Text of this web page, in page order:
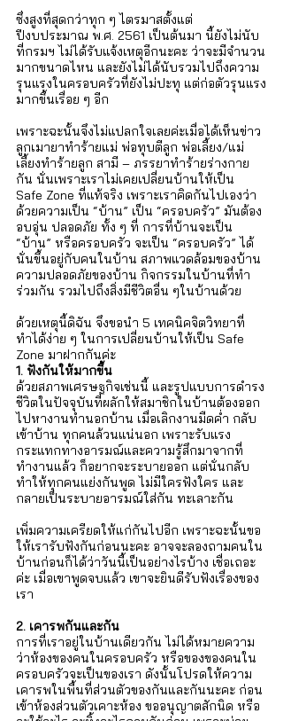
ซึ่งสูงที่สุดกว่าทุก ๆ ไตรมาสตั้งแต่
ปีงบประมาณ พ.ศ. 2561 เป็นต้นมา นี้ยังไม่นับ
ที่กรมฯ ไม่ได้รับแจ้งเหตุอีกนะคะ ว่าจะมีจำนวน
มากขนาดไหน และยังไม่ได้นับรวมไปถึงความ
รุนแรงในครอบครัวที่ยังไม่ปะทุ แต่ก่อตัวรุนแรง
มากขึ้นเรื่อย ๆ อีก
เพราะฉะนั้นจึงไม่แปลกใจเลยค่ะเมื่อได้เห็นข่าว
ลูกเมายาทำร้ายแม่ พ่อทุบตีลูก พ่อเลี้ยง/แม่
เลี้ยงทำร้ายลูก สามี – ภรรยาทำร้ายร่างกาย
กัน นั่นเพราะเราไม่เคยเปลี่ยนบ้านให้เป็น
Safe Zone ที่แท้จริง เพราะเราคิดกันไปเองว่า
ด้วยความเป็น “บ้าน” เป็น “ครอบครัว” มันต้อง
อบอุ่น ปลอดภัย ทั้ง ๆ ที่ การที่บ้านจะเป็น
“บ้าน” หรือครอบครัว จะเป็น “ครอบครัว” ได้
นั่นขึ้นอยู่กับคนในบ้าน สภาพแวดล้อมของบ้าน
ความปลอดภัยของบ้าน กิจกรรมในบ้านที่ทำ
ร่วมกัน รวมไปถึงสิ่งมีชีวิตอื่น ๆในบ้านด้วย
ด้วยเหตุนี้ดิฉัน จึงขอนำ 5 เทคนิคจิตวิทยาที่
ทำได้ง่าย ๆ ในการเปลี่ยนบ้านให้เป็น Safe
Zone มาฝากกันค่ะ
1. ฟังกันให้มากขึ้น
ด้วยสภาพเศรษฐกิจเช่นนี้ และรูปแบบการดำรง
ชีวิตในปัจจุบันที่ผลักให้สมาชิกในบ้านต้องออก
ไปหางานทำนอกบ้าน เมื่อเลิกงานมืดค่ำ กลับ
เข้าบ้าน ทุกคนล้วนแน่นอก เพราะรับแรง
กระแทกทางอารมณ์และความรู้สึกมาจากที่
ทำงานแล้ว ก็อยากจะระบายออก แต่นั่นกลับ
ทำให้ทุกคนแย่งกันพูด ไม่มีใครฟังใคร และ
กลายเป็นระบายอารมณ์ใส่กัน ทะเลาะกัน
เพิ่มความเครียดให้แก่กันไปอีก เพราะฉะนั้นขอ
ให้เรารับฟังกันก่อนนะคะ อาจจะลองถามคนใน
บ้านก่อนก็ได้ว่าวันนี้เป็นอย่างไรบ้าง เชื่อเถอะ
ค่ะ เมื่อเขาพูดจบแล้ว เขาจะยินดีรับฟังเรื่องของ
เรา
2. เคารพกันและกัน
การที่เราอยู่ในบ้านเดียวกัน ไม่ได้หมายความ
ว่าห้องของคนในครอบครัว หรือของของคนใน
ครอบครัวจะเป็นของเรา ดังนั้นโปรดให้ความ
เคารพในพื้นที่ส่วนตัวของกันและกันนะคะ ก่อน
เข้าห้องส่วนตัวเคาะห้อง ขออนุญาตสักนิด หรือ